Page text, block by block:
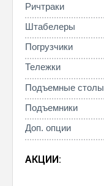
Ричтраки
Штабелеры
Погрузчики
Тележки
Подъемные столы
Подъемники
Доп. опции
АКЦИИ: